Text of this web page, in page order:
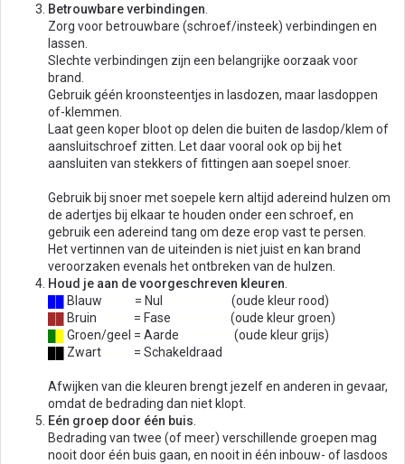
Betrouwbare verbindingen
Zorg voor betrouwbare (schroef/insteek) verbindingen en
lassen.
Slechte verbindingen zijn een belangrijke oorzaak voor
brand.
Gebruik géén kroonsteentjes in lasdozen, maar lasdoppen
of-klemmen.
Laat geen koper bloot op delen die buiten de lasdop/klem of
aansluitschroef zitten. Let daar vooral ook op bij het
aansluiten van stekkers of fittingen aan soepel snoer.
Gebruik bij snoer met soepele kern altijd adereind hulzen om
de adertjes bij elkaar te houden onder een schroef, en
gebruik een adereind tang om deze erop vast te persen.
Het vertinnen van de uiteinden is niet juist en kan brand
veroorzaken evenals het ontbreken van de hulzen.
Houd je aan de voorgeschreven kleuren
Blauw = Nul (oude kleur rood)
Bruin = Fase (oude kleur groen)
Groen/geel = Aarde (oude kleur grijs)
Zwart = Schakeldraad
Afwijken van die kleuren brengt jezelf en anderen in gevaar,
omdat de bedrading dan niet klopt.
Eén groep door één buis
Bedrading van twee (of meer) verschillende groepen mag
nooit door één buis gaan, en nooit in één inbouw- of lasdoos